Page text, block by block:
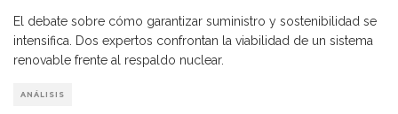
El debate sobre cómo garantizar suministro y sostenibilidad se
intensifica. Dos expertos confrontan la viabilidad de un sistema
renovable frente al respaldo nuclear.
ANÁLISIS